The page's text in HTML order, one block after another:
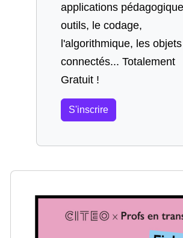
applications
outils, le codage,
l'algorithmique, les objets
connectés... Totalement
Gratuit !
S'inscrire